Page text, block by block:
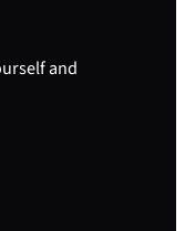
and